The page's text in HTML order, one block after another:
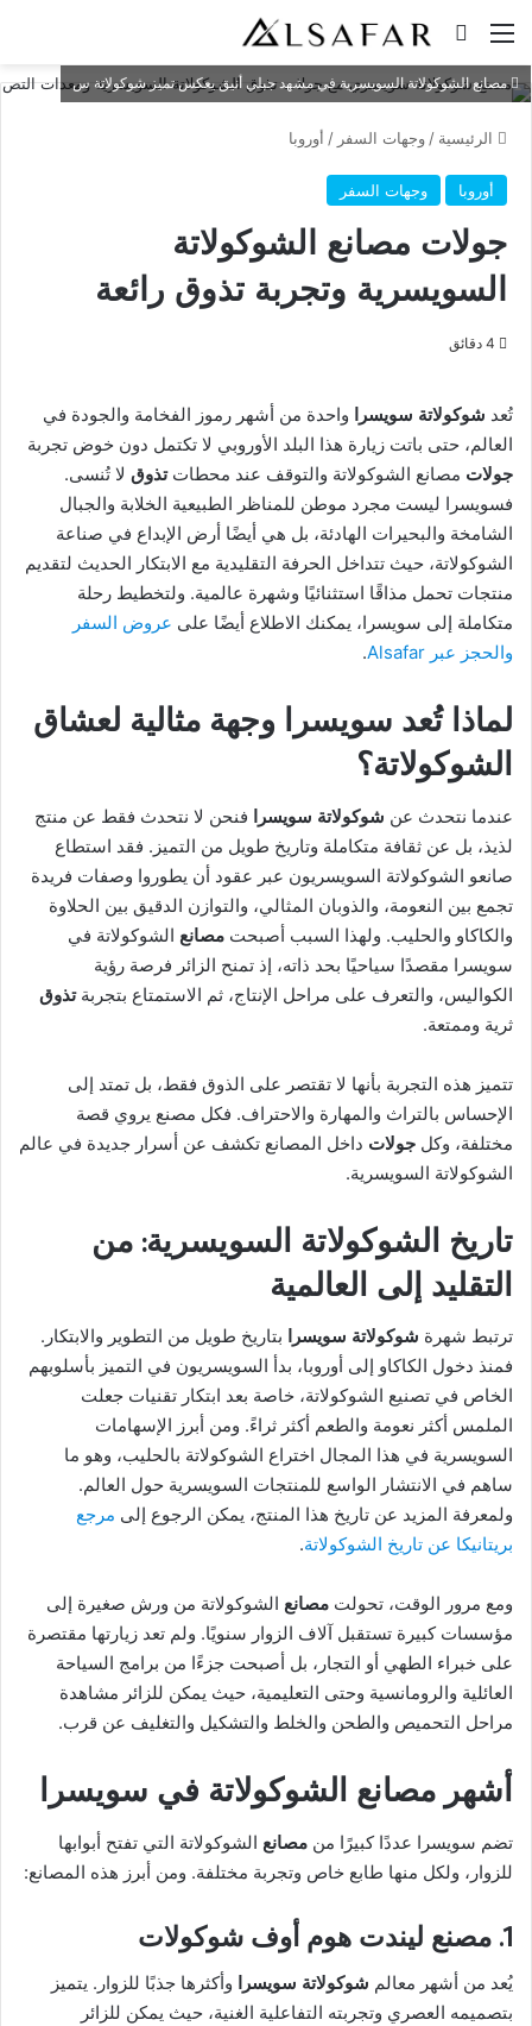
القائمة بحث عن
مصانع الشوكولاتة السويسرية في مشهد جبلي أنيق يعكس تميز شوكولاتة س
الرئيسية / وجهات السفر / أوروبا
أوروبا وجهات السفر
جولات مصانع الشوكولاتة
السويسرية وتجربة تذوق رائعة
تُعد شوكولاتة سويسرا واحدة من أشهر رموز الفخامة والجودة في
العالم، حتى باتت زيارة هذا البلد الأوروبي لا تكتمل دون خوض تجربة
جولات مصانع الشوكولاتة والتوقف عند محطاتتذوق لا تُنسى.
فسويسرا ليست مجرد موطن للمناظر الطبيعية الخلابة والجبال
الشامخة والبحيرات الهادئة، بل هي أيضًا أرض الإبداع في صناعة
الشوكولاتة، حيث تتداخل الحرفة التقليدية مع الابتكار الحديث لتقديم
منتجات تحمل مذاقًا استثنائيًا وشهرة عالمية. ولتخطيط رحلة
متكاملة إلى سويسرا، يمكنك الاطلاع أيضًا على عروض السفر
والحجز عبر Alsafar
.
لماذا تُعد سويسرا وجهة مثالية لعشاق
الشوكولاتة؟
عندما نتحدث عن شوكولاتة سويسرا فنحن لا نتحدث فقط عن منتج
لذيذ، بل عن ثقافة متكاملة وتاريخ طويل من التميز. فقد استطاع
صانعو الشوكولاتة السويسريون عبر عقود أن يطوروا وصفات فريدة
تجمع بين النعومة، والذوبان المثالي، والتوازن الدقيق بين الحلاوة
والكاكاو والحليب. ولهذا السبب أصبحت مصانع الشوكولاتة في
سويسرا مقصدًا سياحيًا بحد ذاته، إذ تمنح الزائر فرصة رؤية
الكواليس، والتعرف على مراحل الإنتاج، ثم الاستمتاع بتجربةتذوق
ثرية وممتعة.
تتميز هذه التجربة بأنها لا تقتصر على الذوق فقط، بل تمتد إلى
الإحساس بالتراث والمهارة والاحتراف. فكل مصنع يروي قصة
مختلفة، وكل جولات داخل المصانع تكشف عن أسرار جديدة في عالم
الشوكولاتة السويسرية.
تاريخ الشوكولاتة السويسرية: من
التقليد إلى العالمية
ترتبط شهرة شوكولاتة سويسرا بتاريخ طويل من التطوير والابتكار.
فمنذ دخول الكاكاو إلى أوروبا، بدأ السويسريون في التميز بأسلوبهم
الخاص في تصنيع الشوكولاتة، خاصة بعد ابتكار تقنيات جعلت
الملمس أكثر نعومة والطعم أكثر ثراءً. ومن أبرز الإسهامات
السويسرية في هذا المجال اختراع الشوكولاتة بالحليب، وهو ما
ساهم في الانتشار الواسع للمنتجات السويسرية حول العالم.
ولمعرفة المزيد عن تاريخ هذا المنتج، يمكن الرجوع إلى مرجع
بريتانيكا عن تاريخ الشوكولاتة.
ومع مرور الوقت، تحولت مصانع الشوكولاتة من ورش صغيرة إلى
مؤسسات كبيرة تستقبل آلاف الزوار سنويًا. ولم تعد زيارتها مقتصرة
على خبراء الطهي أو التجار، بل أصبحت جزءًا من برامج السياحة
العائلية والرومانسية وحتى التعليمية، حيث يمكن للزائر مشاهدة
مراحل التحميص والطحن والخلط والتشكيل والتغليف عن قرب.
أشهر مصانع الشوكولاتة في سويسرا
تضم سويسرا عددًا كبيرًا من مصانع الشوكولاتة التي تفتح أبوابها
للزوار، ولكل منها طابع خاص وتجربة مختلفة. ومن أبرز هذه المصانع:
1. مصنع ليندت هوم أوف شوكولات
يُعد من أشهر معالم شوكولاتة سويسرا وأكثرها جذبًا للزوار. يتميز
بتصميمه العصري وتجربته التفاعلية الغنية، حيث يمكن للزائر